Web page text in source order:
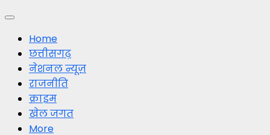
Primary
MenuHome
छत्तीसगढ़
नेशनल न्यूज़
राजनीति
क्राइम
खेल जगत
More